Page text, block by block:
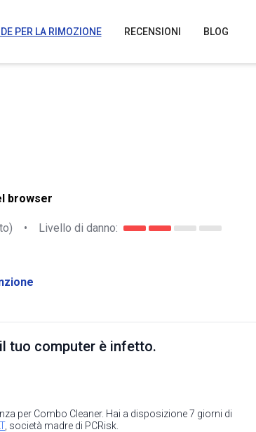
PER LA RIMOZIONE RECENSIONI BLOG
browser
• Livello di danno:
tuo computer è infetto.
per Combo Cleaner. Hai a disposizione 7 giorni di
, società madre di PCRisk.